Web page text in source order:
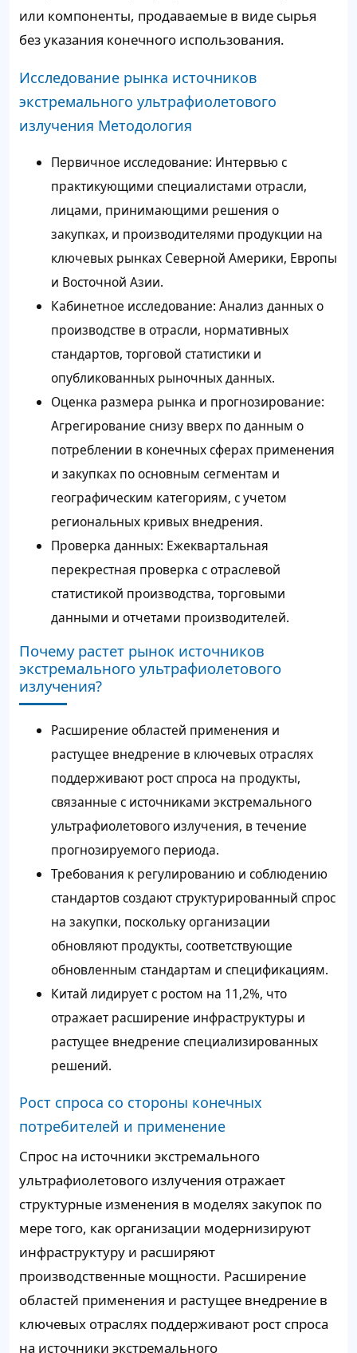
или компоненты, продаваемые в виде сырья
без указания конечного использования.
Исследование рынка источников
экстремального ультрафиолетового
излучения Методология
Первичное исследование: Интервью с
практикующими специалистами отрасли,
лицами, принимающими решения о
закупках, и производителями продукции на
ключевых рынках Северной Америки, Европы
и Восточной Азии.
Кабинетное исследование: Анализ данных о
производстве в отрасли, нормативных
стандартов, торговой статистики и
опубликованных рыночных данных.
Оценка размера рынка и прогнозирование:
Агрегирование снизу вверх по данным о
потреблении в конечных сферах применения
и закупках по основным сегментам и
географическим категориям, с учетом
региональных кривых внедрения.
Проверка данных: Ежеквартальная
перекрестная проверка с отраслевой
статистикой производства, торговыми
данными и отчетами производителей.
Почему растет рынок источников
экстремального ультрафиолетового
излучения?
Расширение областей применения и
растущее внедрение в ключевых отраслях
поддерживают рост спроса на продукты,
связанные с источниками экстремального
ультрафиолетового излучения, в течение
прогнозируемого периода.
Требования к регулированию и соблюдению
стандартов создают структурированный спрос
на закупки, поскольку организации
обновляют продукты, соответствующие
обновленным стандартам и спецификациям.
Китай лидирует с ростом на 11,2%, что
отражает расширение инфраструктуры и
растущее внедрение специализированных
решений.
Рост спроса со стороны конечных
потребителей и применение
Спрос на источники экстремального
ультрафиолетового излучения отражает
структурные изменения в моделях закупок по
мере того, как организации модернизируют
инфраструктуру и расширяют
производственные мощности. Расширение
областей применения и растущее внедрение в
ключевых отраслях поддерживают рост спроса
на источники экстремального